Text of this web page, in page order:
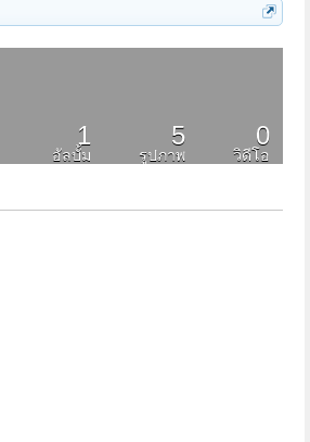
1
อัลบั้ม
5
รูปภาพ
0
วิดีโอ